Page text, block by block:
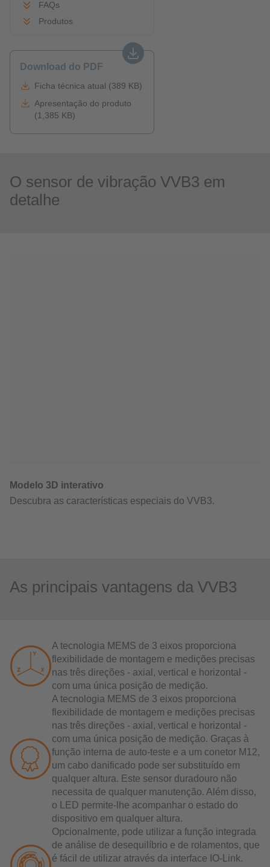
FAQs
Produtos
Download do PDF
Ficha técnica atual (389 KB)
Apresentação do produto
(1,385 KB)
O sensor de vibração VVB3 em
detalhe
As principais vantagens da VVB3
A tecnologia MEMS de 3 eixos proporciona
flexibilidade de montagem e medições precisas
nas três direções - axial, vertical e horizontal -
com uma única posição de medição.
A tecnologia MEMS de 3 eixos proporciona
flexibilidade de montagem e medições precisas
nas três direções - axial, vertical e horizontal -
com uma única posição de medição. Graças à
função interna de auto-teste e a um conetor M12,
um cabo danificado pode ser substituído em
qualquer altura. Este sensor duradouro não
necessita de qualquer manutenção. Além disso,
o LED permite-lhe acompanhar o estado do
dispositivo em qualquer altura.
Opcionalmente, pode utilizar a função integrada
de análise de desequilíbrio e de rolamentos, que
é fácil de utilizar através da interface IO-Link.